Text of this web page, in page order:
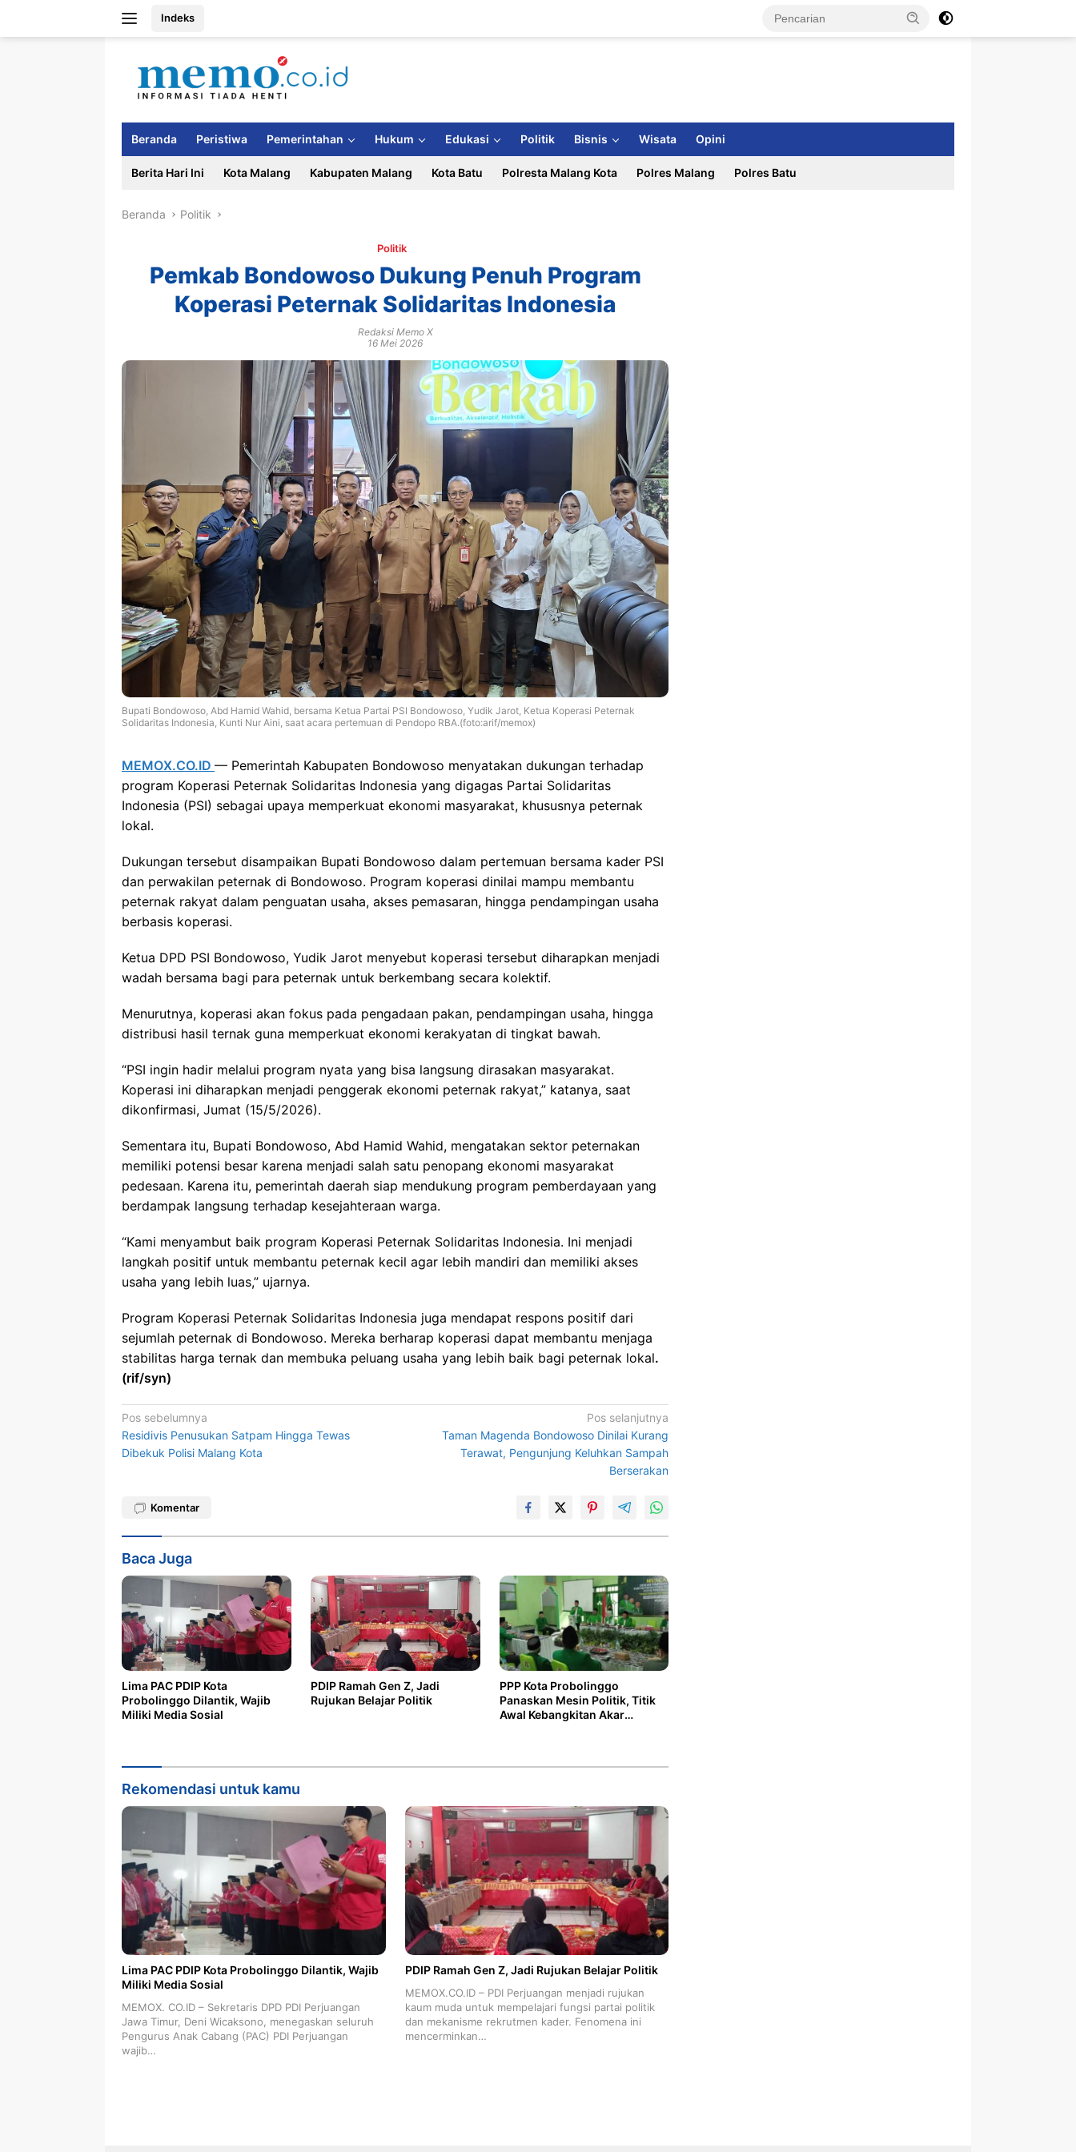
Indeks
Beranda Peristiwa Pemerintahan Hukum Edukasi Politik Bisnis Wisata Opini
Berita Hari Ini Kota Malang Kabupaten Malang Kota Batu Polresta Malang Kota Polres Malang Polres Batu
Beranda Politik
Politik
Pemkab Bondowoso Dukung Penuh Program
Koperasi Peternak Solidaritas Indonesia
Redaksi Memo X
16 Mei 2026
Bupati Bondowoso, Abd Hamid Wahid, bersama Ketua Partai PSI Bondowoso, Yudik Jarot, Ketua Koperasi Peternak
Solidaritas Indonesia, Kunti Nur Aini, saat acara pertemuan di Pendopo RBA.(foto:arif/memox)
MEMOX.CO.ID — Pemerintah Kabupaten Bondowoso menyatakan dukungan terhadap
program Koperasi Peternak Solidaritas Indonesia yang digagas Partai Solidaritas
Indonesia (PSI) sebagai upaya memperkuat ekonomi masyarakat, khususnya peternak
lokal.
Dukungan tersebut disampaikan Bupati Bondowoso dalam pertemuan bersama kader PSI
dan perwakilan peternak di Bondowoso. Program koperasi dinilai mampu membantu
peternak rakyat dalam penguatan usaha, akses pemasaran, hingga pendampingan usaha
berbasis koperasi.
Ketua DPD PSI Bondowoso, Yudik Jarot menyebut koperasi tersebut diharapkan menjadi
wadah bersama bagi para peternak untuk berkembang secara kolektif.
Menurutnya, koperasi akan fokus pada pengadaan pakan, pendampingan usaha, hingga
distribusi hasil ternak guna memperkuat ekonomi kerakyatan di tingkat bawah.
“PSI ingin hadir melalui program nyata yang bisa langsung dirasakan masyarakat.
Koperasi ini diharapkan menjadi penggerak ekonomi peternak rakyat,” katanya, saat
dikonfirmasi, Jumat (15/5/2026).
Sementara itu, Bupati Bondowoso, Abd Hamid Wahid, mengatakan sektor peternakan
memiliki potensi besar karena menjadi salah satu penopang ekonomi masyarakat
pedesaan. Karena itu, pemerintah daerah siap mendukung program pemberdayaan yang
berdampak langsung terhadap kesejahteraan warga.
“Kami menyambut baik program Koperasi Peternak Solidaritas Indonesia. Ini menjadi
langkah positif untuk membantu peternak kecil agar lebih mandiri dan memiliki akses
usaha yang lebih luas,” ujarnya.
Program Koperasi Peternak Solidaritas Indonesia juga mendapat respons positif dari
sejumlah peternak di Bondowoso. Mereka berharap koperasi dapat membantu menjaga
stabilitas harga ternak dan membuka peluang usaha yang lebih baik bagi peternak lokal.
(rif/syn)
Navigasi
pos
Pos sebelumnya
Residivis Penusukan Satpam Hingga Tewas
Dibekuk Polisi Malang Kota
Pos selanjutnya
Taman Magenda Bondowoso Dinilai Kurang
Terawat, Pengunjung Keluhkan Sampah
Berserakan
Komentar
Baca Juga
Lima PAC PDIP Kota
Probolinggo Dilantik, Wajib
Miliki Media Sosial
PDIP Ramah Gen Z, Jadi
Rujukan Belajar Politik
PPP Kota Probolinggo
Panaskan Mesin Politik, Titik
Awal Kebangkitan Akar
Rekomendasi untuk kamu
Lima PAC PDIP Kota Probolinggo Dilantik, Wajib
Miliki Media Sosial
MEMOX. CO.ID – Sekretaris DPD PDI Perjuangan
Jawa Timur, Deni Wicaksono, menegaskan seluruh
Pengurus Anak Cabang (PAC) PDI Perjuangan
wajib…
PDIP Ramah Gen Z, Jadi Rujukan Belajar Politik
MEMOX.CO.ID – PDI Perjuangan menjadi rujukan
kaum muda untuk mempelajari fungsi partai politik
dan mekanisme rekrutmen kader. Fenomena ini
mencerminkan…